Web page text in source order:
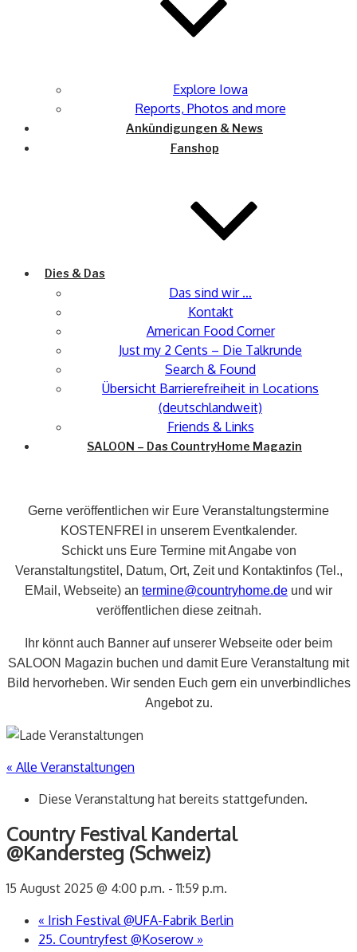
Explore Iowa
Reports, Photos and more
Ankündigungen & News
Fanshop
Dies & Das
Das sind wir …
Kontakt
American Food Corner
Just my 2 Cents – Die Talkrunde
Search & Found
Übersicht Barrierefreiheit in Locations
(deutschlandweit)
Friends & Links
SALOON – Das CountryHome Magazin
Gerne veröffentlichen wir Eure Veranstaltungstermine
KOSTENFREI in unserem Eventkalender.
Schickt uns Eure Termine mit Angabe von
Veranstaltungstitel, Datum, Ort, Zeit und Kontaktinfos (Tel.,
EMail, Webseite) an termine@countryhome.de und wir
veröffentlichen diese zeitnah.
Ihr könnt auch Banner auf unserer Webseite oder beim
SALOON Magazin buchen und damit Eure Veranstaltung mit
Bild hervorheben. Wir senden Euch gern ein unverbindliches
Angebot zu.
« Alle Veranstaltungen
Diese Veranstaltung hat bereits stattgefunden.
Country Festival Kandertal
@Kandersteg (Schweiz)
15 August 2025 @ 4:00 p.m. -11:59 p.m.
« Irish Festival @UFA-Fabrik Berlin
25. Countryfest @Koserow »